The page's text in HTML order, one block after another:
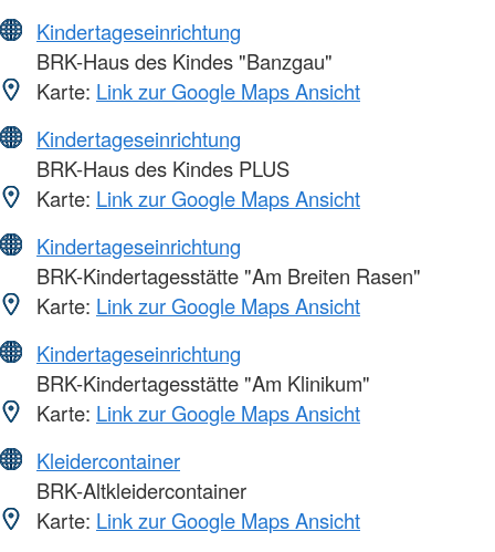
Kindertageseinrichtung
BRK-Haus des Kindes "Banzgau"
Karte: Link zur Google Maps Ansicht
Kindertageseinrichtung
BRK-Haus des Kindes PLUS
Karte: Link zur Google Maps Ansicht
Kindertageseinrichtung
BRK-Kindertagesstätte "Am Breiten Rasen"
Karte: Link zur Google Maps Ansicht
Kindertageseinrichtung
BRK-Kindertagesstätte "Am Klinikum"
Karte: Link zur Google Maps Ansicht
Kleidercontainer
BRK-Altkleidercontainer
Karte: Link zur Google Maps Ansicht